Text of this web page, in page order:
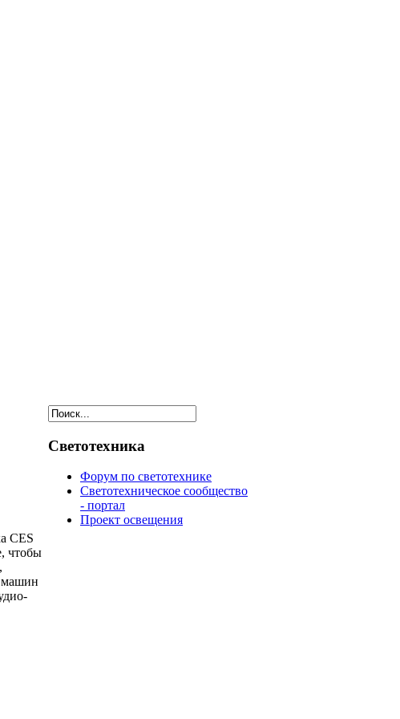
CES
чтобы
машин
Светотехника
Форум по светотехнике
Светотехническое сообщество
- портал
Проект освещения